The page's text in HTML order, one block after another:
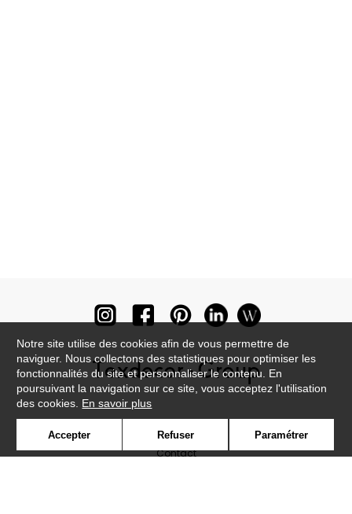
Contact
Notre site utilise des cookies afin de vous permettre de
naviguer. Nous collectons des statistiques pour optimiser les
fonctionnalités du site et personnaliser le contenu. En
poursuivant la navigation sur ce site, vous acceptez l'utilisation
des cookies. En savoir plus
Accepter Refuser Paramétrer